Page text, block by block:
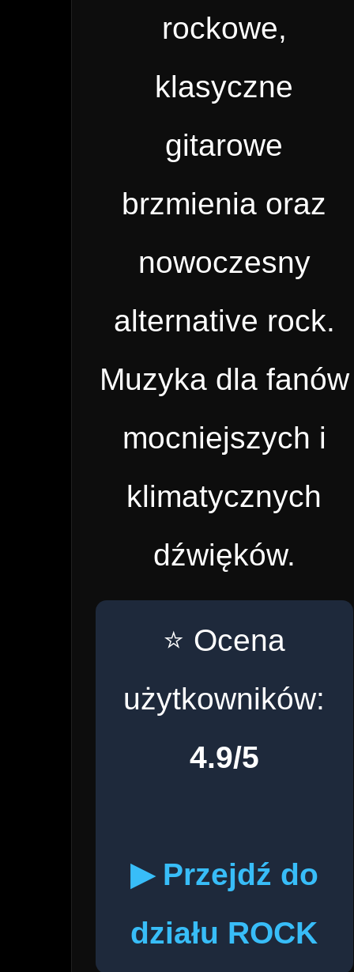
rockowe,
klasyczne
gitarowe
brzmienia oraz
nowoczesny
alternative rock.
Muzyka dla fanów
mocniejszych i
klimatycznych
dźwięków.
⭐ Ocena
użytkowników:
4.9/5
▶ Przejdź do
działu ROCK